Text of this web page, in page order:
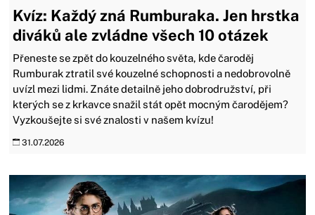
Kvíz: Každý zná Rumburaka. Jen hrstka
diváků ale zvládne všech 10 otázek
Přeneste se zpět do kouzelného světa, kde čaroděj
Rumburak ztratil své kouzelné schopnosti a nedobrovolně
uvízl mezi lidmi. Znáte detailně jeho dobrodružství, při
kterých se z krkavce snažil stát opět mocným čarodějem?
Vyzkoušejte si své znalosti v našem kvízu!
31.07.2026